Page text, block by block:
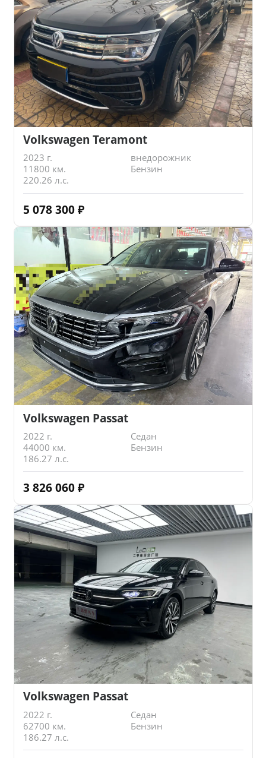
Volkswagen Teramont
2023 г.
внедорожник
11800 км.
Бензин
220.26 л.с.
5 078 300 ₽
Volkswagen Passat
2022 г.
Седан
44000 км.
Бензин
186.27 л.с.
3 826 060 ₽
Volkswagen Passat
2022 г.
Седан
62700 км.
Бензин
186.27 л.с.